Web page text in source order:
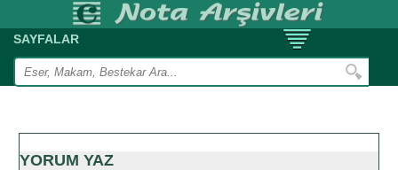
SAYFALAR
YORUM YAZ